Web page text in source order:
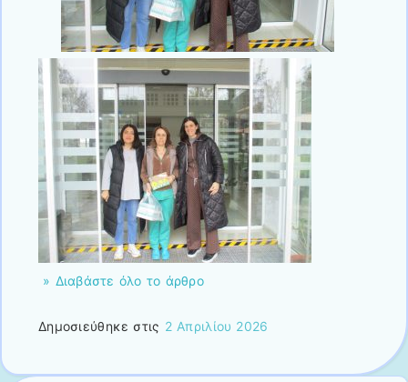
» Διαβάστε όλο το άρθρο
Δημοσιεύθηκε στις 2 Απριλίου 2026